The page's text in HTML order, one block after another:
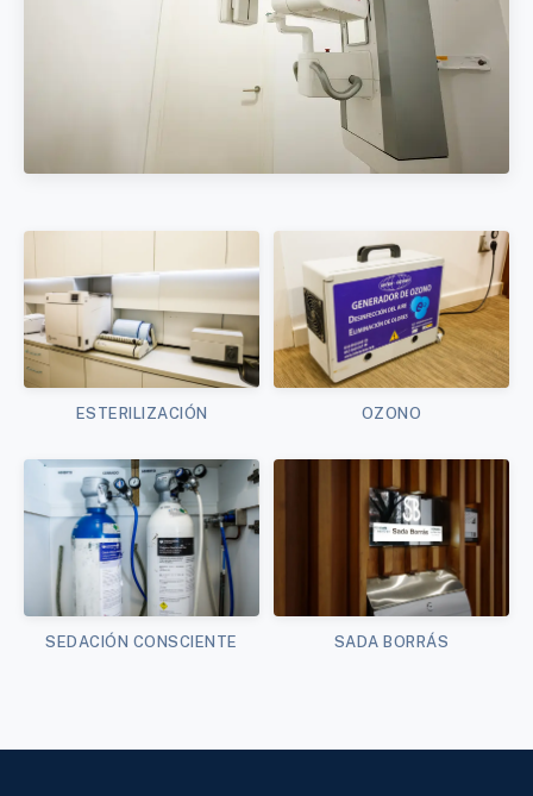
ESTERILIZACIÓN OZONO
SEDACIÓN CONSCIENTE SADA BORRÁS